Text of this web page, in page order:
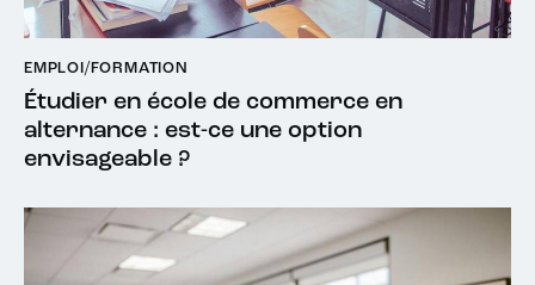
EMPLOI/FORMATION
Étudier en école de commerce en
alternance : est-ce une option
envisageable ?